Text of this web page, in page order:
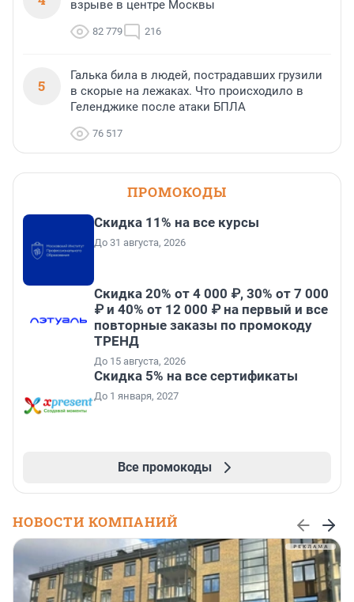
взрыве в центре Москвы
82 779 216
5
Галька била в людей, пострадавших грузили
в скорые на лежаках. Что происходило в
Геленджике после атаки БПЛА
76 517
ПРОМОКОДЫ
Скидка 11% на все курсы
До 31 августа, 2026
Скидка 20% от 4 000 ₽, 30% от 7 000
₽ и 40% от 12 000 ₽ на первый и все
повторные заказы по промокоду
ТРЕНД
До 15 августа, 2026
Скидка 5% на все сертификаты
До 1 января, 2027
Все промокоды
НОВОСТИ КОМПАНИЙ